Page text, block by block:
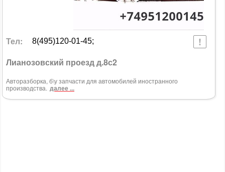
Тел: 8(495)120-01-45;
Лианозовский проезд д.8с2
Авторазборка, б\у запчасти для автомобилей иностранного
производства. далее ...